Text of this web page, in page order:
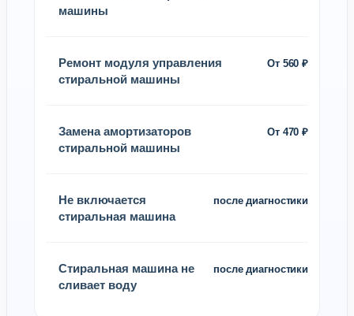
машины
Ремонт модуля управления
стиральной машины
От 560 ₽
Замена амортизаторов
стиральной машины
От 470 ₽
Не включается
стиральная машина
после диагностики
Стиральная машина не
сливает воду
после диагностики